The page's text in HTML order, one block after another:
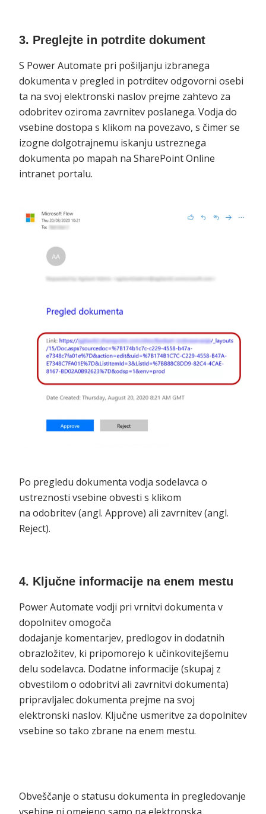
3. Preglejte in potrdite dokument
S Power Automate pri pošiljanju izbranega
dokumenta v pregled in potrditev odgovorni osebi
ta na svoj elektronski naslov prejme zahtevo za
odobritev oziroma zavrnitev poslanega. Vodja do
vsebine dostopa s klikom na povezavo, s čimer se
izogne dolgotrajnemu iskanju ustreznega
dokumenta po mapah na SharePoint Online
intranet portalu.
Po pregledu dokumenta vodja sodelavca o
ustreznosti vsebine obvesti s klikom
na odobritev (angl. Approve) ali zavrnitev (angl.
Reject).
4. Ključne informacije na enem mestu
Power Automate vodji pri vrnitvi dokumenta v
dopolnitev omogoča
dodajanje komentarjev, predlogov in dodatnih
obrazložitev, ki pripomorejo k učinkovitejšemu
delu sodelavca. Dodatne informacije (skupaj z
obvestilom o odobritvi ali zavrnitvi dokumenta)
pripravljalec dokumenta prejme na svoj
elektronski naslov. Ključne usmeritve za dopolnitev
vsebine so tako zbrane na enem mestu.
Obveščanje o statusu dokumenta in pregledovanje